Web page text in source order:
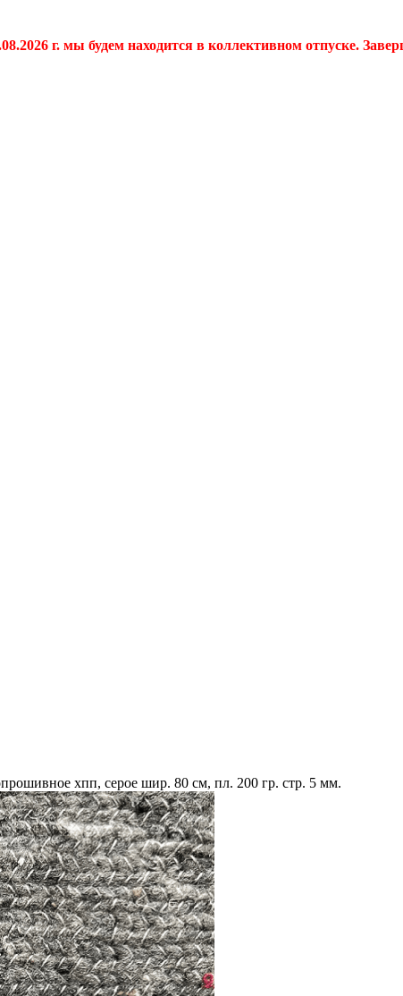
г. мы будем находится в коллективном отпуске.
хпп, серое шир. 80 см, пл. 200 гр. стр. 5 мм.